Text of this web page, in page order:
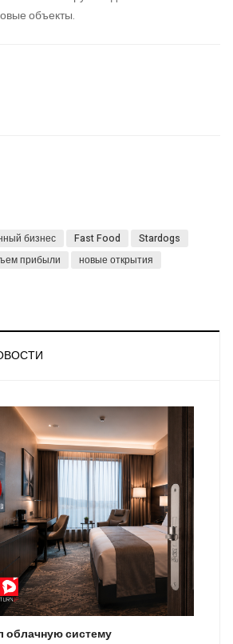
объекты.
бизнес Fast Food
Stardogs
прибыли
новые открытия
облачную систему